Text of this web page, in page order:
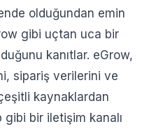
olduğundan emin
gibi uçtan uca bir
kanıtlar. eGrow,
sipariş verilerini ve
kaynaklardan
bir iletişim kanalı